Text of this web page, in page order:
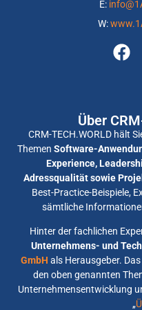
E:
W:
Über
CRM-TECH.WORLD hält
Themen Software-
Experience,
Adressqualität sowie
Best-Practice-Beispiele,
sämtliche
Hinter der fachlichen
Unternehmens- und
GmbH als Herausgeber.
den oben genannten
Unternehmensentwicklung
„